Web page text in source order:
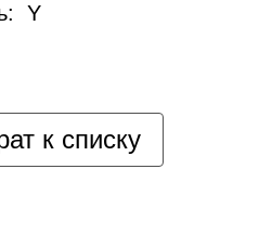
Y
к списку